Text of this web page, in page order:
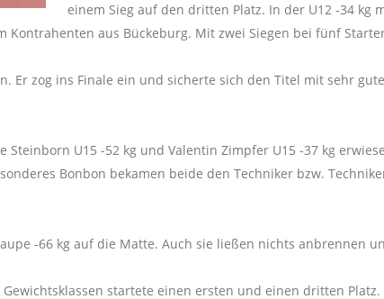
einem Sieg auf den dritten Platz. In der U12 -34 kg
aus Bückeburg. Mit zwei Siegen bei fünf
Er zog ins Finale ein und sicherte sich den Titel mit sehr
U15 -52 kg und Valentin Zimpfer U15 -37 kg
Bonbon bekamen beide den Techniker bzw.
-66 kg auf die Matte. Auch sie ließen nichts anbrennen
startete einen ersten und einen dritten